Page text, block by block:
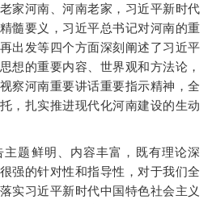
河南、河南老家，习近平新时代
髓要义，习近平总书记对河南的重
出发等四个方面深刻阐述了习近平
想的重要内容、世界观和方法论，
察河南重要讲话重要指示精神，全
，扎实推进现代化河南建设的生动
题鲜明、内容丰富，既有理论深
强的针对性和指导性，对于我们全
实习近平新时代中国特色社会主义